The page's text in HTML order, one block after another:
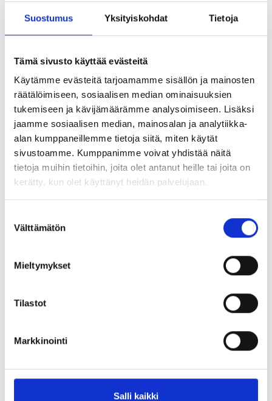
Suostumus Yksityiskohdat Tietoja
Tämä sivusto käyttää evästeitä
Käytämme evästeitä tarjoamamme sisällön ja mainosten
räätälöimiseen, sosiaalisen median ominaisuuksien
tukemiseen ja kävijämäärämme analysoimiseen. Lisäksi
jaamme sosiaalisen median, mainosalan ja analytiikka-
alan kumppaneillemme tietoja siitä, miten käytät
sivustoamme. Kumppanimme voivat yhdistää näitä
tietoja muihin tietoihin, joita olet antanut heille tai joita on
kerätty, kun olet käyttänyt heidän palvelujaan.
valinta
Välttämätön
Mieltymykset
Tilastot
Markkinointi
Salli kaikki
Hyväksytyt S-CSA- betoniruuvit on tarkoitettu
kiristysmomenttia.
Mahdollistaa pienet ankkurien keskinäiset ja reunaetäisyydet.
Ruuvi on täysin irrotettava.
ZN kuiviin sisätiloihin.
Tutustu myös
S-CSA HEX